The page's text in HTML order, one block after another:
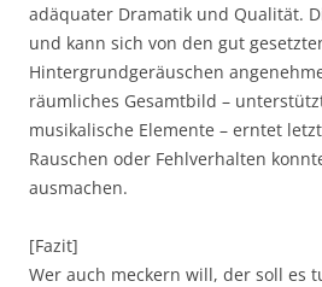
adäquater Dramatik und Qualität.
und kann sich von den gut
Hintergrundgeräuschen
räumliches Gesamtbild –
musikalische Elemente – erntet
Rauschen oder Fehlverhalten
ausmachen.
[Fazit]
Wer auch meckern will, der soll es